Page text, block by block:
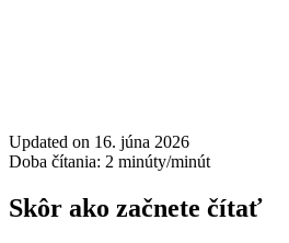
Updated on 16. júna 2026
Doba čítania: 2 minúty/minút
Skôr ako začnete čítať